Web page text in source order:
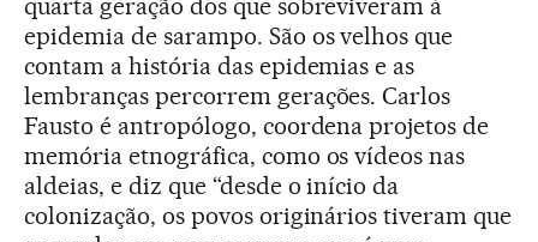
quarta geração dos que sobreviveram à
epidemia de sarampo. São os velhos que
contam a história das epidemias e as
lembranças percorrem gerações. Carlos
Fausto é antropólogo, coordena projetos de
memória etnográfica, como os vídeos nas
aldeias, e diz que “desde o início da
colonização, os povos originários tiveram que